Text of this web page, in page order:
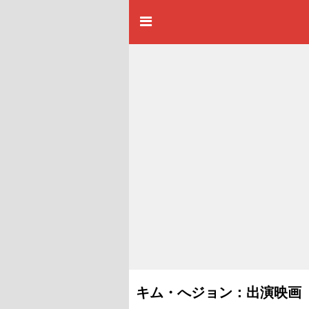
キム・へジョン：出演映画